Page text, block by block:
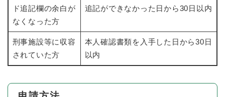
ド追記欄の余白が
なくなった方
追記ができなかった日から30日以内
刑事施設等に収容
されていた方
本人確認書類を入手した日から30日
以内